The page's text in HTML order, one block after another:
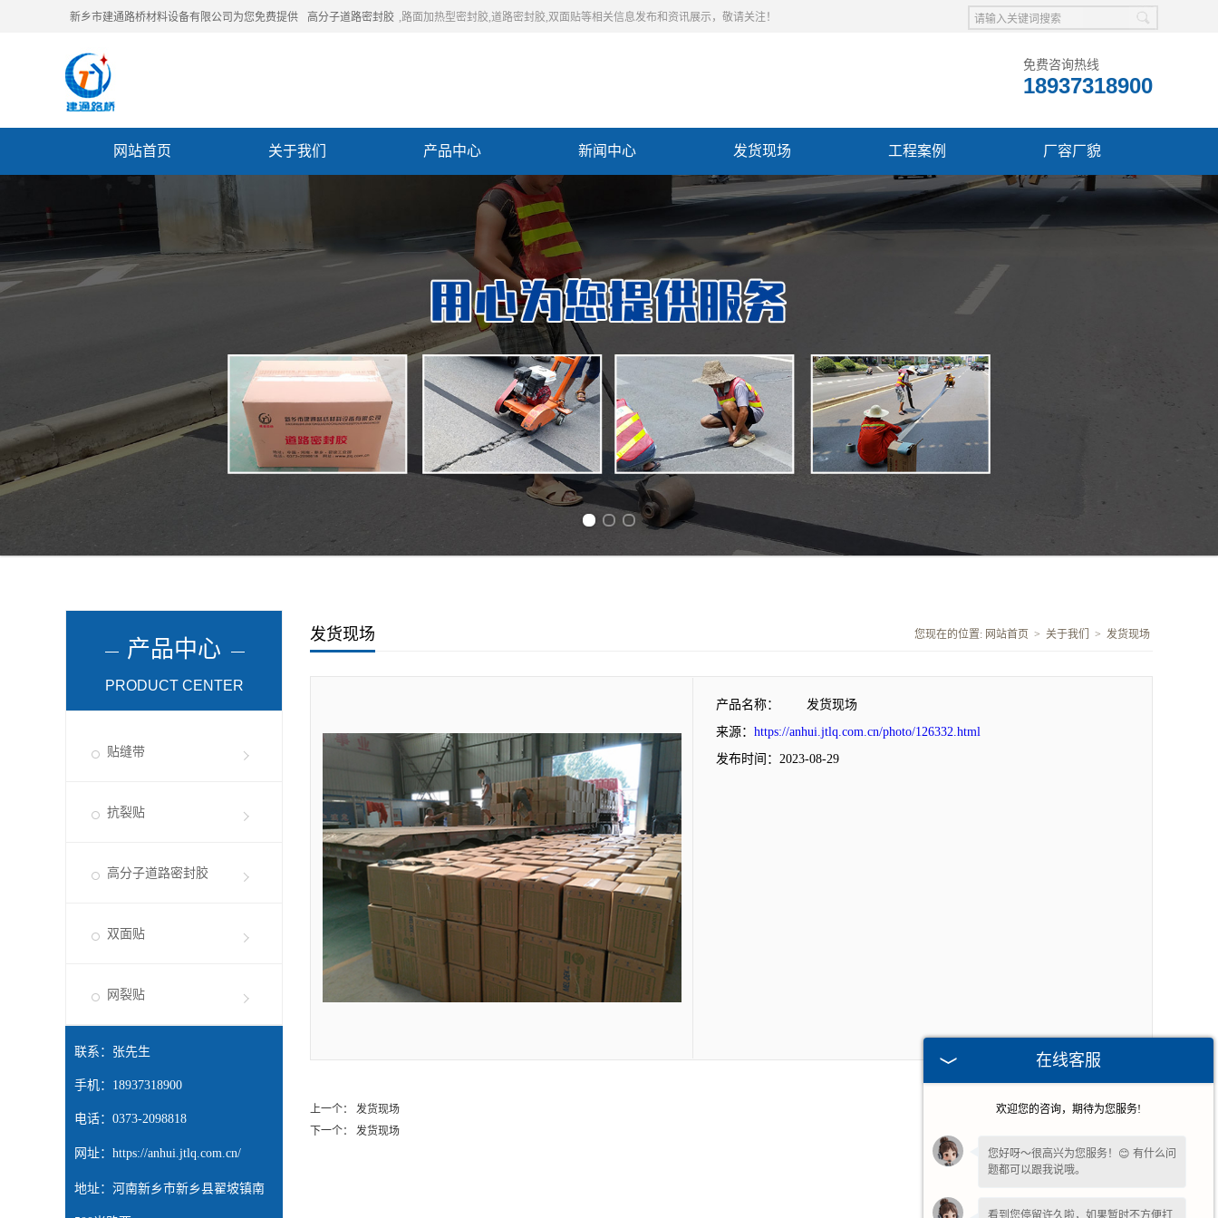
新乡市建通路桥材料设备有限公司为您免费提供 高分子道路密封胶 ,路面加热型密封胶,道路密封胶,双面贴等相关信息发布和资讯展示，敬请关注！
免费咨询热线
18937318900
网站首页 关于我们 产品中心 新闻中心 发货现场 工程案例 厂容厂貌
联系我们
产品中心
PRODUCT CENTER
贴缝带
抗裂贴
高分子道路密封胶
双面贴
网裂贴
联系：张先生
手机：18937318900
电话：0373-2098818
网址： https://anhui.jtlq.com.cn/
地址：河南新乡市新乡县翟坡镇南
发货现场 您现在的位置: 网站首页 > 关于我们 > 发货现场
产品名称：
发货现场
来源： https://anhui.jtlq.com.cn/photo/126332.html
发布时间：2023-08-29
上一个：
发货现场
下一个：
发货现场
在线客服
欢迎您的咨询，期待为您服务!
您好呀～很高兴为您服务！😊 有什么问
题都可以跟我说哦。
看到您停留许久啦，如果暂时不方便打